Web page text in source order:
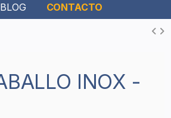
BLOG CONTACTO